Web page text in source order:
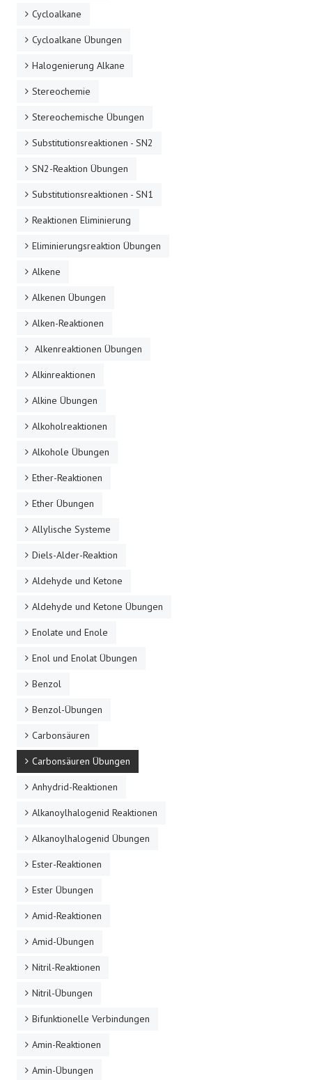
Cycloalkane
Cycloalkane Übungen
Halogenierung Alkane
Stereochemie
Stereochemische Übungen
Substitutionsreaktionen - SN2
SN2-Reaktion Übungen
Substitutionsreaktionen - SN1
Reaktionen Eliminierung
Eliminierungsreaktion Übungen
Alkene
Alkenen Übungen
Alken-Reaktionen
Alkenreaktionen Übungen
Alkinreaktionen
Alkine Übungen
Alkoholreaktionen
Alkohole Übungen
Ether-Reaktionen
Ether Übungen
Allylische Systeme
Diels-Alder-Reaktion
Aldehyde und Ketone
Aldehyde und Ketone Übungen
Enolate und Enole
Enol und Enolat Übungen
Benzol
Benzol-Übungen
Carbonsäuren
Carbonsäuren Übungen
Anhydrid-Reaktionen
Alkanoylhalogenid Reaktionen
Alkanoylhalogenid Übungen
Ester-Reaktionen
Ester Übungen
Amid-Reaktionen
Amid-Übungen
Nitril-Reaktionen
Nitril-Übungen
Bifunktionelle Verbindungen
Amin-Reaktionen
Amin-Übungen